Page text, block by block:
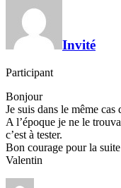
Invité
Participant
Bonjour
Je suis dans le même
A l’époque je ne le
c’est à tester.
Bon courage pour la
Valentin